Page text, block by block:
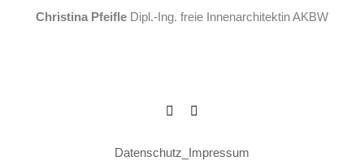
Christina Pfeifle Dipl.-Ing. freie Innenarchitektin AKBW
Datenschutz Impressum